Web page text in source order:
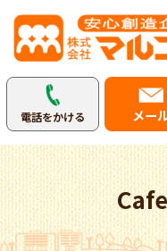
電話をかける メー